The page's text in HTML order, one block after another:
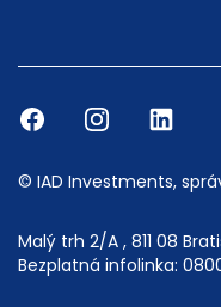
© IAD Investments,
Malý trh 2/A , 811 08
Bezplatná infolinka: